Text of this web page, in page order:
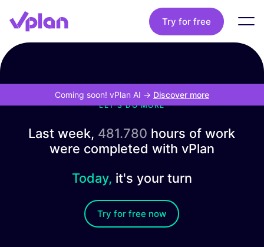
Try for free
Coming soon! vPlan AI -> Discover more
LET'S DO MORE
Last week, 481.780 hours of work
were completed with vPlan
Today, it's your turn
Try for free now